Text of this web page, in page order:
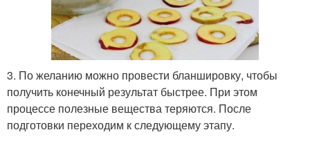
3. По желанию можно провести бланшировку, чтобы
получить конечный результат быстрее. При этом
процессе полезные вещества теряются. После
подготовки переходим к следующему этапу.